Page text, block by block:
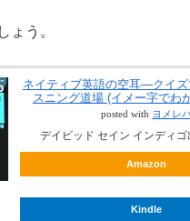
ょう。
ネイティブ英語の空耳―クイズ
スニング道場 (イメー字でわ
posted with ヨメレ
デイビッド セイン インディ
Amazon
Kindle